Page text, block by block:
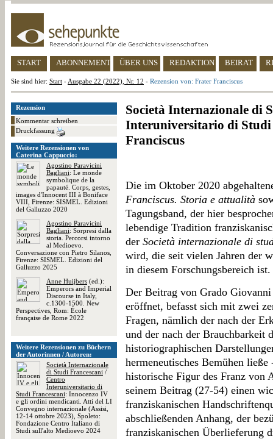
START ABONNEMENT ÜBER UNS REDAKTION BEIRAT
Sie sind hier: Start - Ausgabe 22 (2022), Nr. 12 - Rezension von: Frater Franciscus
Rezension
Kommentar schreiben
Druckfassung
Weitere Rezensionen von
Caterina Cappuccio:
Agostino Paravicini
Bagliani: Le monde
symbolique de la
papauté. Corps, gestes,
images d'Innocent III à Boniface
VIII, Firenze: SISMEL. Edizioni
del Galluzzo 2020
Agostino Paravicini
Bagliani: Sorpresi dalla
storia. Percorsi intorno
al Medioevo.
Conversazione con Pietro Silanos,
Firenze: SISMEL. Edizioni del
Galluzzo 2025
Anne Huijbers (ed.):
Emperors and Imperial
Discourse in Italy,
c.1300-1500. New
Perspectives, Rom: École
française de Rome 2022
Weitere Rezensionen zu Büchern
der Autorinnen / Autoren:
Società Internazionale
di Studi Francescani /
Centro
Interuniversitario di
Studi Francescani: Innocenzo IV
e gli ordini mendicanti. Atti del LI
Convegno internazionale (Assisi,
12-14 ottobre 2023), Spoleto:
Fondazione Centro Italiano di
Studi sull'alto Medioevo 2024
Società Internazionale di
Interuniversitario di Studi
Franciscus
Die im Oktober 2020
Franciscus. Storia e attualità
Tagungsband, der hier
lebendige Tradition
der Società internazionale di
wird, die seit vielen Jahren der
in diesem Forschungsbereich ist.
Der Beitrag von Grado
eröffnet, befasst sich mit zwei
Fragen, nämlich der nach der
und der nach der Brauchbarkeit
historiographischen
hermeneutisches Bemühen
historische Figur des Franz von
seinem Beitrag (27-54) einen
franziskanischen
abschließenden Anhang, der
franziskanischen Überlieferung